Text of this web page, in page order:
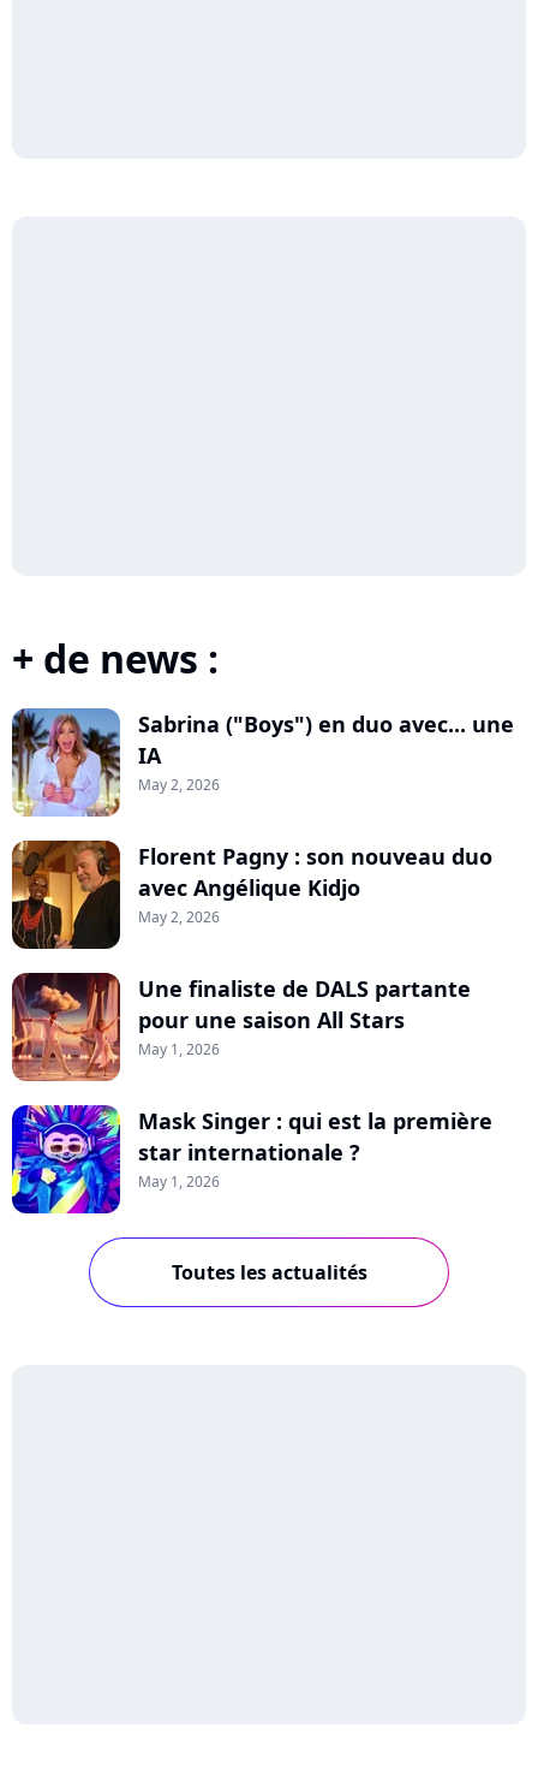
+ de news :
Sabrina ("Boys") en duo avec... une
IA
May 2, 2026
Florent Pagny : son nouveau duo
avec Angélique Kidjo
May 2, 2026
Une finaliste de DALS partante
pour une saison All Stars
May 1, 2026
Mask Singer : qui est la première
star internationale ?
May 1, 2026
Toutes les actualités